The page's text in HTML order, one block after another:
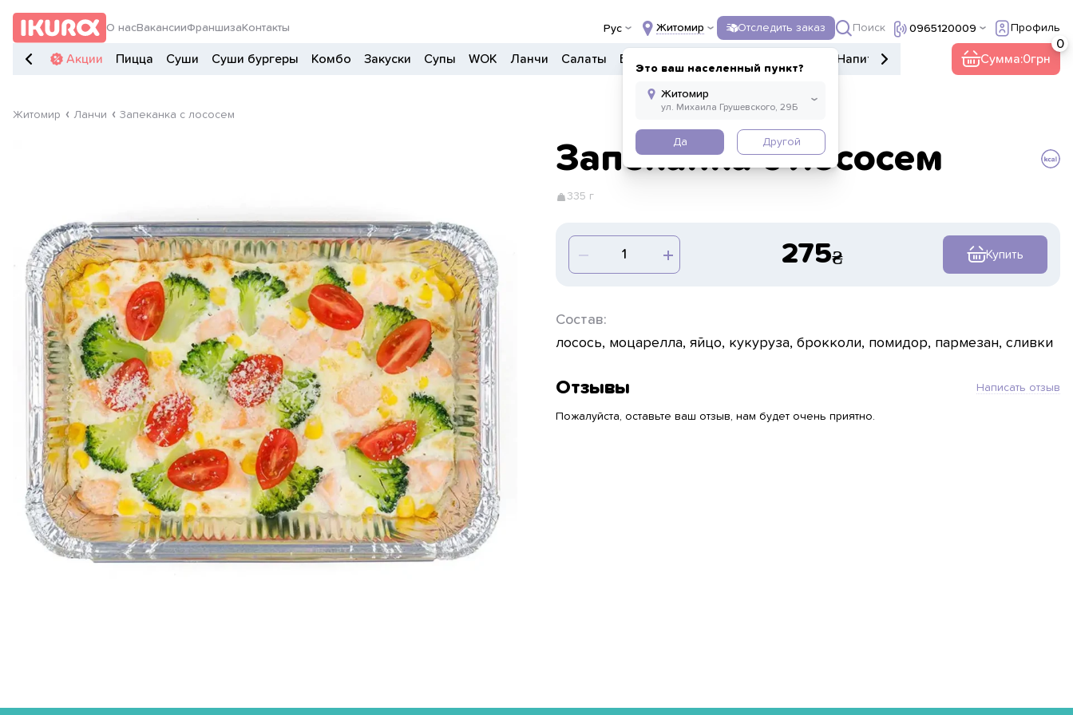
О насВакансииФраншиза Контакты Рус Житомир
Это ваш населенный пункт?
Да Другой
Отследить заказ Поиск 0965120009 Профиль
Акции Пицца Суши Суши бургеры Комбо Закуски Супы WOK Ланчи Салаты Боулы Напитки Сумма:0
Житомир Ланчи Запеканка с лососем
Запеканка с лососем
335 г
275 Купить
Состав:
лосось, моцарелла, яйцо, кукуруза, брокколи, помидор, пармезан, сливки
Отзывы Написать отзыв
Пожалуйста, оставьте ваш отзыв, нам будет очень приятно.